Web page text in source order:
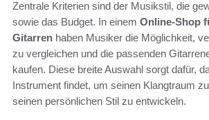
Zentrale Kriterien sind der Musikstil, die
sowie das Budget. In einem Online-Shop
Gitarren haben Musiker die Möglichkeit,
zu vergleichen und die passenden
kaufen. Diese breite Auswahl sorgt dafür,
Instrument findet, um seinen Klangtraum
seinen persönlichen Stil zu entwickeln.